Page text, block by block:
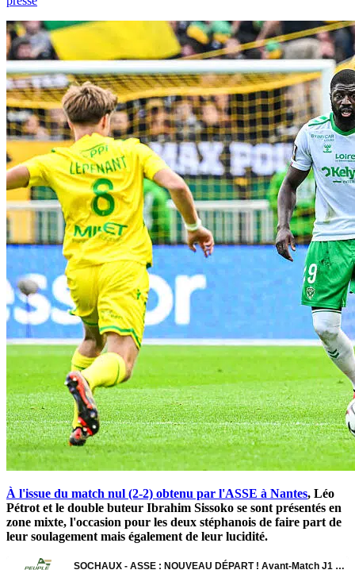
À l'issue du match nul (2-2) obtenu par l'ASSE à Nantes, Léo
Pétrot et le double buteur Ibrahim Sissoko se sont présentés en
zone mixte, l'occasion pour les deux stéphanois de faire part de
leur soulagement mais également de leur lucidité.